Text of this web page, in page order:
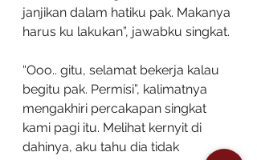
janjikan dalam hatiku pak. Makanya
harus ku lakukan”, jawabku singkat.
“Ooo.. gitu, selamat bekerja kalau
begitu pak. Permisi”, kalimatnya
mengakhiri percakapan singkat
kami pagi itu. Melihat kernyit di
dahinya, aku tahu dia tidak